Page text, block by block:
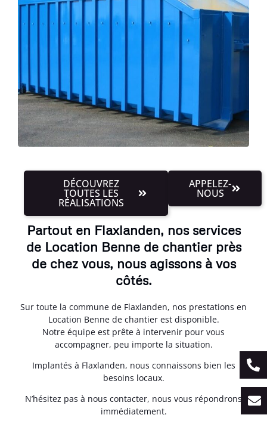
DÉCOUVREZ
TOUTES LES
RÉALISATIONS
APPELEZ-
NOUS
Partout en Flaxlanden, nos services
de Location Benne de chantier près
de chez vous, nous agissons à vos
côtés.
Sur toute la commune de Flaxlanden, nos prestations en
Location Benne de chantier est disponible.
Notre équipe est prête à intervenir pour vous
accompagner, peu importe la situation.
Implantés à Flaxlanden, nous connaissons bien les
besoins locaux.
N’hésitez pas à nous contacter, nous vous répondrons
immédiatement.